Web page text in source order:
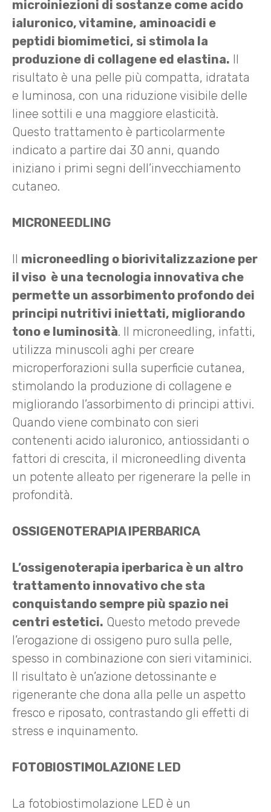
microiniezioni di sostanze come acido
ialuronico, vitamine, aminoacidi e
peptidi biomimetici, si stimola la
produzione di collagene ed elastina. Il
risultato è una pelle più compatta, idratata
e luminosa, con una riduzione visibile delle
linee sottili e una maggiore elasticità.
Questo trattamento è particolarmente
indicato a partire dai 30 anni, quando
iniziano i primi segni dell’invecchiamento
cutaneo.
MICRONEEDLING
Il microneedling o biorivitalizzazione per
il viso è una tecnologia innovativa che
permette un assorbimento profondo dei
principi nutritivi iniettati, migliorando
tono e luminosità. Il microneedling, infatti,
utilizza minuscoli aghi per creare
microperforazioni sulla superficie cutanea,
stimolando la produzione di collagene e
migliorando l’assorbimento di principi attivi.
Quando viene combinato con sieri
contenenti acido ialuronico, antiossidanti o
fattori di crescita, il microneedling diventa
un potente alleato per rigenerare la pelle in
profondità.
OSSIGENOTERAPIA IPERBARICA
L’ossigenoterapia iperbarica è un altro
trattamento innovativo che sta
conquistando sempre più spazio nei
centri estetici. Questo metodo prevede
l’erogazione di ossigeno puro sulla pelle,
spesso in combinazione con sieri vitaminici.
Il risultato è un’azione detossinante e
rigenerante che dona alla pelle un aspetto
fresco e riposato, contrastando gli effetti di
stress e inquinamento.
FOTOBIOSTIMOLAZIONE LED
La fotobiostimolazione LED è un